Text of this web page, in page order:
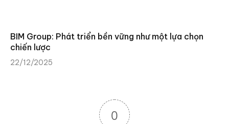
BIM Group: Phát triển bền vững như một lựa chọn
chiến lược
22/12/2025
0